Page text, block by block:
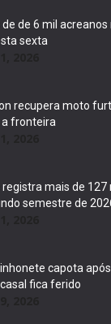
de de 6 mil
sexta
recupera moto
fronteira
mais de 127
semestre de
capota
fica ferido